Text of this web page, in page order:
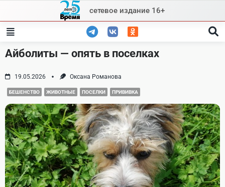
content
сетевое издание 16+
Айболиты — опять в поселках
19.05.2026 Оксана Романова
БЕШЕНСТВО ЖИВОТНЫЕ ПОСЕЛКИ ПРИВИВКА